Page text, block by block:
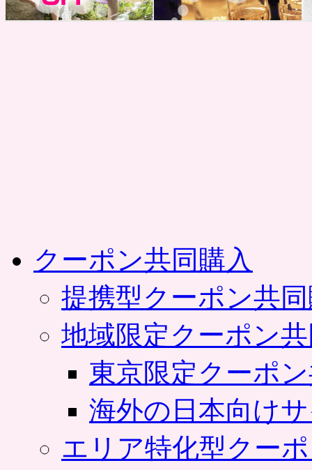
クーポン共同購入
提携型クーポン共
地域限定クーポン
東京限定クーポ
海外の日本向け
エリア特化型クー